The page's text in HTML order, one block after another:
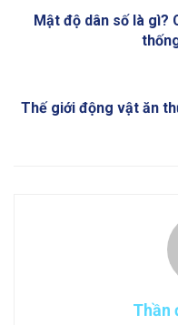
Mật độ dân số là gì?
Thế giới động vật ăn
Thần